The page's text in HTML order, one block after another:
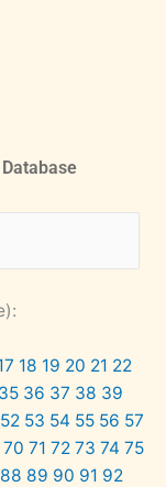
18 19 20 21 22
35 36 37 38 39
52 53 54 55 56 57
70 71 72 73 74 75
88 89 90 91 92